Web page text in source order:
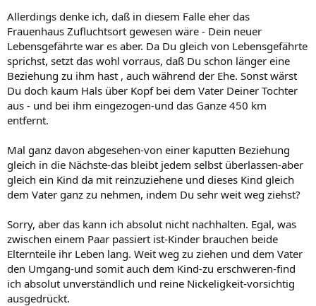
Allerdings denke ich, daß in diesem Falle eher das
Frauenhaus Zufluchtsort gewesen wäre - Dein neuer
Lebensgefährte war es aber. Da Du gleich von Lebensgefährte
sprichst, setzt das wohl vorraus, daß Du schon länger eine
Beziehung zu ihm hast , auch während der Ehe. Sonst wärst
Du doch kaum Hals über Kopf bei dem Vater Deiner Tochter
aus - und bei ihm eingezogen-und das Ganze 450 km
entfernt.
Mal ganz davon abgesehen-von einer kaputten Beziehung
gleich in die Nächste-das bleibt jedem selbst überlassen-aber
gleich ein Kind da mit reinzuziehene und dieses Kind gleich
dem Vater ganz zu nehmen, indem Du sehr weit weg ziehst?
Sorry, aber das kann ich absolut nicht nachhalten. Egal, was
zwischen einem Paar passiert ist-Kinder brauchen beide
Elternteile ihr Leben lang. Weit weg zu ziehen und dem Vater
den Umgang-und somit auch dem Kind-zu erschweren-find
ich absolut unverständlich und reine Nickeligkeit-vorsichtig
ausgedrückt.